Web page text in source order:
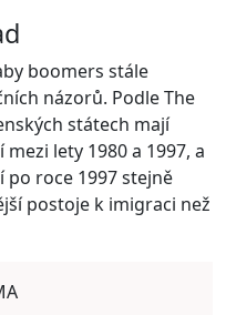
boomers stále
názorů. Podle The
státech mají
lety 1980 a 1997, a
po roce 1997 stejně
postoje k imigraci než